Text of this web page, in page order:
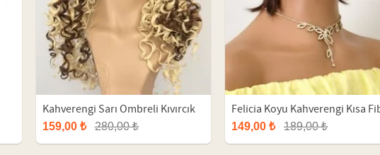
Kahverengi Sarı Ombreli Kıvırcık
Fiber Peruk
159,00 ₺ 280,00 ₺
Felicia Koyu Kahverengi Kısa
Sentetik Peruk
149,00 ₺ 189,00 ₺